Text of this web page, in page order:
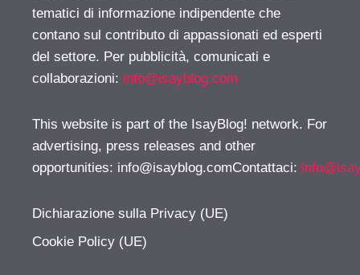
tematici di informazione indipendente che
contano sul contributo di appassionati ed esperti
del settore. Per pubblicità, comunicati e
collaborazioni: info@isayblog.com
This website is part of the IsayBlog! network. For
advertising, press releases and other
opportunities: info@isayblog.comContattaci:
Dichiarazione sulla Privacy (UE)
Cookie Policy (UE)